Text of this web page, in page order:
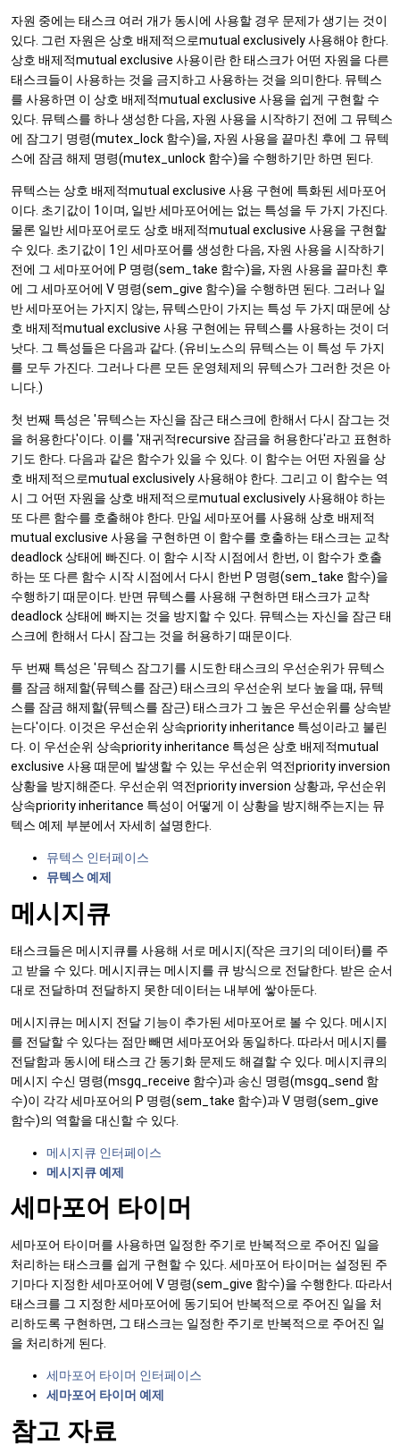
자원 중에는 태스크 여러 개가 동시에 사용할 경우 문제가 생기는 것이
있다. 그런 자원은 상호 배제적으로mutual exclusively 사용해야 한다.
상호 배제적mutual exclusive 사용이란 한 태스크가 어떤 자원을 다른
태스크들이 사용하는 것을 금지하고 사용하는 것을 의미한다. 뮤텍스
를 사용하면 이 상호 배제적mutual exclusive 사용을 쉽게 구현할 수
있다. 뮤텍스를 하나 생성한 다음, 자원 사용을 시작하기 전에 그 뮤텍스
에 잠그기 명령(mutex_lock 함수)을, 자원 사용을 끝마친 후에 그 뮤텍
스에 잠금 해제 명령(mutex_unlock 함수)을 수행하기만 하면 된다.
뮤텍스는 상호 배제적mutual exclusive 사용 구현에 특화된 세마포어
이다. 초기값이 1이며, 일반 세마포어에는 없는 특성을 두 가지 가진다.
물론 일반 세마포어로도 상호 배제적mutual exclusive 사용을 구현할
수 있다. 초기값이 1인 세마포어를 생성한 다음, 자원 사용을 시작하기
전에 그 세마포어에 P 명령(sem_take 함수)을, 자원 사용을 끝마친 후
에 그 세마포어에 V 명령(sem_give 함수)을 수행하면 된다. 그러나 일
반 세마포어는 가지지 않는, 뮤텍스만이 가지는 특성 두 가지 때문에 상
호 배제적mutual exclusive 사용 구현에는 뮤텍스를 사용하는 것이 더
낫다. 그 특성들은 다음과 같다. (유비노스의 뮤텍스는 이 특성 두 가지
를 모두 가진다. 그러나 다른 모든 운영체제의 뮤텍스가 그러한 것은 아
니다.)
첫 번째 특성은 '뮤텍스는 자신을 잠근 태스크에 한해서 다시 잠그는 것
을 허용한다'이다. 이를 '재귀적recursive 잠금을 허용한다'라고 표현하
기도 한다. 다음과 같은 함수가 있을 수 있다. 이 함수는 어떤 자원을 상
호 배제적으로mutual exclusively 사용해야 한다. 그리고 이 함수는 역
시 그 어떤 자원을 상호 배제적으로mutual exclusively 사용해야 하는
또 다른 함수를 호출해야 한다. 만일 세마포어를 사용해 상호 배제적
mutual exclusive 사용을 구현하면 이 함수를 호출하는 태스크는 교착
deadlock 상태에 빠진다. 이 함수 시작 시점에서 한번, 이 함수가 호출
하는 또 다른 함수 시작 시점에서 다시 한번 P 명령(sem_take 함수)을
수행하기 때문이다. 반면 뮤텍스를 사용해 구현하면 태스크가 교착
deadlock 상태에 빠지는 것을 방지할 수 있다. 뮤텍스는 자신을 잠근 태
스크에 한해서 다시 잠그는 것을 허용하기 때문이다.
두 번째 특성은 '뮤텍스 잠그기를 시도한 태스크의 우선순위가 뮤텍스
를 잠금 해제할(뮤텍스를 잠근) 태스크의 우선순위 보다 높을 때, 뮤텍
스를 잠금 해제할(뮤텍스를 잠근) 태스크가 그 높은 우선순위를 상속받
는다'이다. 이것은 우선순위 상속priority inheritance 특성이라고 불린
다. 이 우선순위 상속priority inheritance 특성은 상호 배제적mutual
exclusive 사용 때문에 발생할 수 있는 우선순위 역전priority inversion
상황을 방지해준다. 우선순위 역전priority inversion 상황과, 우선순위
상속priority inheritance 특성이 어떻게 이 상황을 방지해주는지는 뮤
텍스 예제 부분에서 자세히 설명한다.
뮤텍스 인터페이스
뮤텍스 예제
메시지큐
태스크들은 메시지큐를 사용해 서로 메시지(작은 크기의 데이터)를 주
고 받을 수 있다. 메시지큐는 메시지를 큐 방식으로 전달한다. 받은 순서
대로 전달하며 전달하지 못한 데이터는 내부에 쌓아둔다.
메시지큐는 메시지 전달 기능이 추가된 세마포어로 볼 수 있다. 메시지
를 전달할 수 있다는 점만 빼면 세마포어와 동일하다. 따라서 메시지를
전달함과 동시에 태스크 간 동기화 문제도 해결할 수 있다. 메시지큐의
메시지 수신 명령(msgq_receive 함수)과 송신 명령(msgq_send 함
수)이 각각 세마포어의 P 명령(sem_take 함수)과 V 명령(sem_give
함수)의 역할을 대신할 수 있다.
메시지큐 인터페이스
메시지큐 예제
세마포어 타이머
세마포어 타이머를 사용하면 일정한 주기로 반복적으로 주어진 일을
처리하는 태스크를 쉽게 구현할 수 있다. 세마포어 타이머는 설정된 주
기마다 지정한 세마포어에 V 명령(sem_give 함수)을 수행한다. 따라서
태스크를 그 지정한 세마포어에 동기되어 반복적으로 주어진 일을 처
리하도록 구현하면, 그 태스크는 일정한 주기로 반복적으로 주어진 일
을 처리하게 된다.
세마포어 타이머 인터페이스
세마포어 타이머 예제
참고 자료